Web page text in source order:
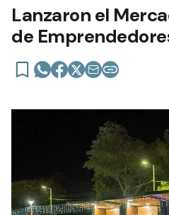
Lanzaron el
de